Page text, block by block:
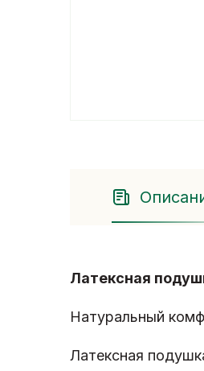
Латексная
Натуральный
Латексная